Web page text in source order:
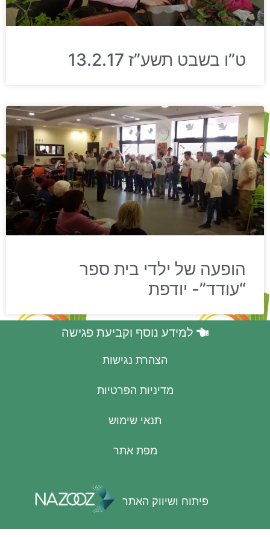
ט”ו בשבט תשע”ז 13.2.17
הופעה של ילדי בית ספר
“עודד”- יודפת
למידע נוסף וקביעת פגישה
הצהרת נגישות
מדיניות הפרטיות
תנאי שימוש
מפת אתר
פיתוח ושיווק האתר